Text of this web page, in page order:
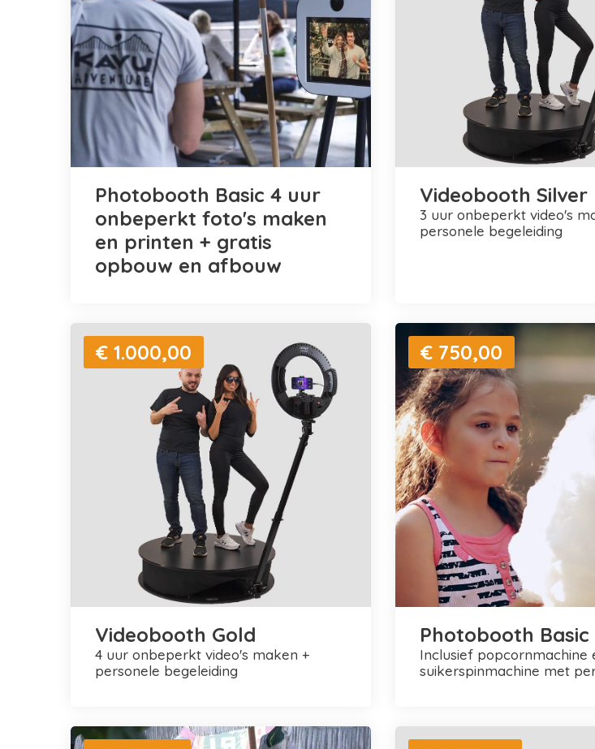
Photobooth Basic 4 uur
onbeperkt foto's maken
en printen + gratis
opbouw en afbouw
Videobooth Silver
3 uur onbeperkt video's maken +
personele begeleiding
€ 1.000,00
Videobooth Gold
4 uur onbeperkt video's maken +
personele begeleiding
€ 750,00
Photobooth Basic
inclusief popcornmachine en
suikerspinmachine met